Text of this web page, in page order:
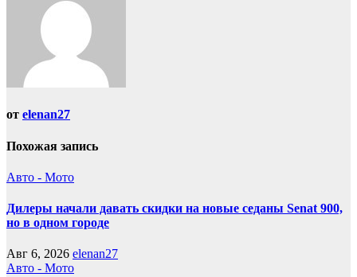
от elenan27
Похожая запись
Авто - Мото
Дилеры начали давать скидки на новые седаны Senat 900,
но в одном городе
Авг 6, 2026 elenan27
Авто - Мото